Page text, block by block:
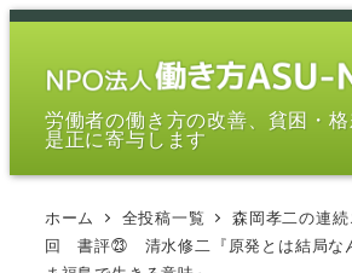
メ
労働者の働き方の改善、貧困・
是正に寄与します
ホーム 全投稿一覧 森岡孝二の連続
回 書評㉓ 清水修二『原発とは結局